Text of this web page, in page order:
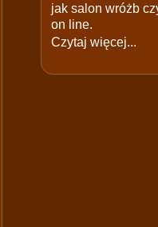
jak salon wróżb
on line.
Czytaj więcej...